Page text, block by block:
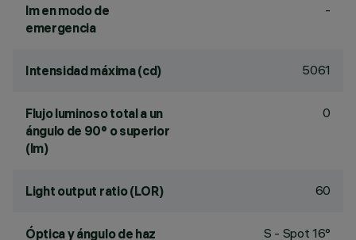
lm en modo de
emergencia
-
Intensidad máxima (cd) 5061
Flujo luminoso total a un
ángulo de 90° o superior
(lm)
0
Light output ratio (LOR) 60
Óptica y ángulo de haz S - Spot 16°